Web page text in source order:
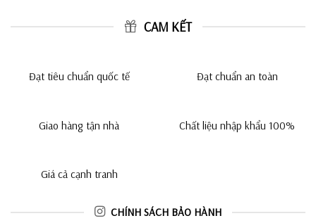
CAM KẾT
Đạt tiêu chuẩn quốc tế Đạt chuẩn an toàn
Giao hàng tận nhà Chất liệu nhập khẩu 100%
Giá cả cạnh tranh
CHÍNH SÁCH BẢO HÀNH